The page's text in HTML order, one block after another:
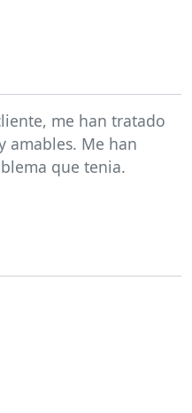
me han tratado
amables. Me han
que tenia.